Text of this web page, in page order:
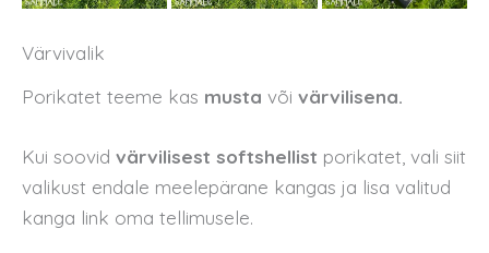
Värvivalik
Porikatet teeme kas musta või värvilisena.
Kui soovid värvilisest softshellist porikatet, vali siit
valikust endale meelepärane kangas ja lisa valitud
kanga link oma tellimusele.